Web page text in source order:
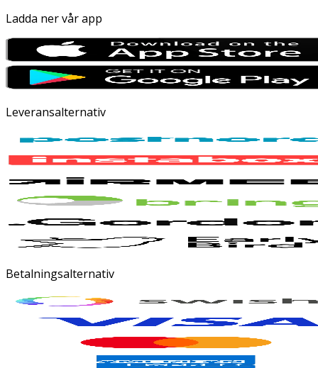
Ladda ner vår app
Leveransalternativ
Betalningsalternativ